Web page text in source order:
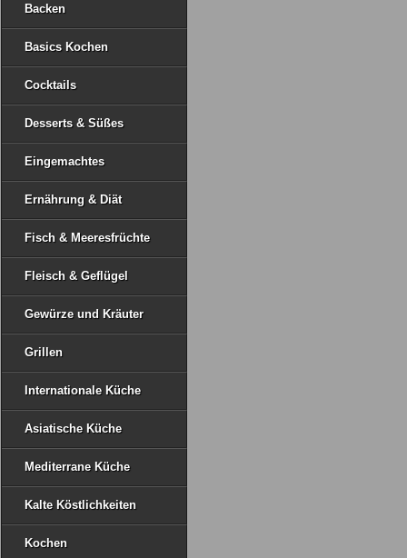
Backen
Basics Kochen
Cocktails
Desserts & Süßes
Eingemachtes
Ernährung & Diät
Fisch & Meeresfrüchte
Fleisch & Geflügel
Gewürze und Kräuter
Grillen
Internationale Küche
Asiatische Küche
Mediterrane Küche
Kalte Köstlichkeiten
Kochen